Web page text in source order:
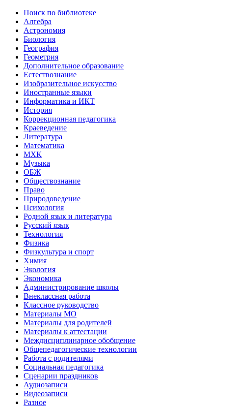
Поиск по библиотеке
Алгебра
Астрономия
Биология
География
Геометрия
Дополнительное образование
Естествознание
Изобразительное искусство
Иностранные языки
Информатика и ИКТ
История
Коррекционная педагогика
Краеведение
Литература
Математика
МХК
Музыка
ОБЖ
Обществознание
Право
Природоведение
Психология
Родной язык и литература
Русский язык
Технология
Физика
Физкультура и спорт
Химия
Экология
Экономика
Администрирование школы
Внеклассная работа
Классное руководство
Материалы МО
Материалы для родителей
Материалы к аттестации
Междисциплинарное обобщение
Общепедагогические технологии
Работа с родителями
Социальная педагогика
Сценарии праздников
Аудиозаписи
Видеозаписи
Разное